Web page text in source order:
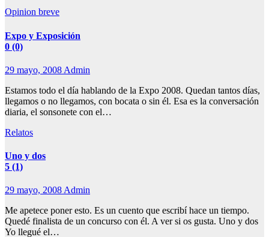
Opinion breve
Expo y Exposición
0 (0)
29 mayo, 2008 Admin
Estamos todo el día hablando de la Expo 2008. Quedan tantos días,
llegamos o no llegamos, con bocata o sin él. Esa es la conversación
diaria, el sonsonete con el…
Relatos
Uno y dos
5 (1)
29 mayo, 2008Admin
Me apetece poner esto. Es un cuento que escribí hace un tiempo.
Quedé finalista de un concurso con él. A ver si os gusta. Uno y dos
Yo llegué el…